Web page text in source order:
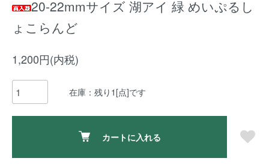
20-22mmサイズ 湖アイ 緑 めいぷるし
ょこらんど
1,200円(内税)
在庫：残り1[点]です
カートに入れる